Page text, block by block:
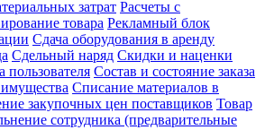
затрат Расчеты с
товара Рекламный блок
Сдача оборудования в аренду
Сдельный наряд Скидки и наценки
пользователя Состав и состояние заказа
Списание материалов в
закупочных цен поставщиков Товар
сотрудника (предварительные